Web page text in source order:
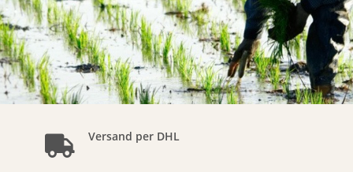
Versand per DHL